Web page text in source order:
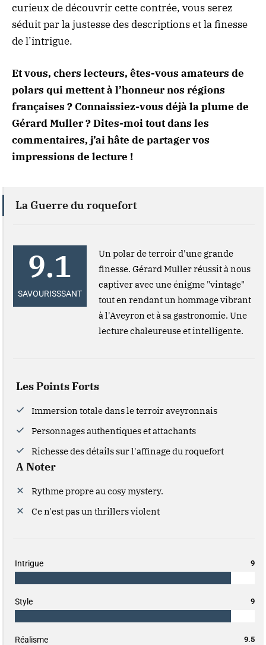
curieux de découvrir cette contrée, vous serez
séduit par la justesse des descriptions et la finesse
de l’intrigue.
Et vous, chers lecteurs, êtes-vous amateurs de
polars qui mettent à l’honneur nos régions
françaises ? Connaissiez-vous déjà la plume de
Gérard Muller ? Dites-moi tout dans les
commentaires, j’ai hâte de partager vos
impressions de lecture !
La Guerre du roquefort
9.1
SAVOURISSSANT
Un polar de terroir d'une grande
finesse. Gérard Muller réussit à nous
captiver avec une énigme "vintage"
tout en rendant un hommage vibrant
à l'Aveyron et à sa gastronomie. Une
lecture chaleureuse et intelligente.
Les Points Forts
Immersion totale dans le terroir aveyronnais
Personnages authentiques et attachants
Richesse des détails sur l'affinage du roquefort
A Noter
Rythme propre au cosy mystery.
Ce n'est pas un thrillers violent
Intrigue 9
Style 9
Réalisme 9.5